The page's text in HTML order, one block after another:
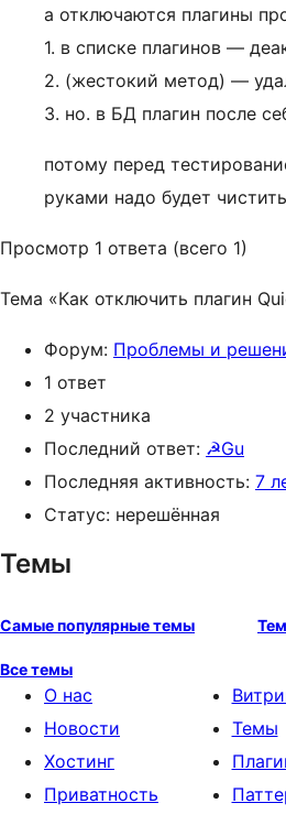
а отключаются плагины
1. в списке плагинов —
2. (жестокий метод) —
3. но. в БД плагин после
потому перед
руками надо будет
Просмотр 1 ответа (всего 1)
Тема «Как отключить плагин
Форум: Проблемы и
1 ответ
2 участника
Последний ответ: ☭Gu
Последняя активность: 7
Статус: нерешённая
Темы
Самые популярные темы
Все темы
О нас
Новости
Хостинг
Приватность
Темы